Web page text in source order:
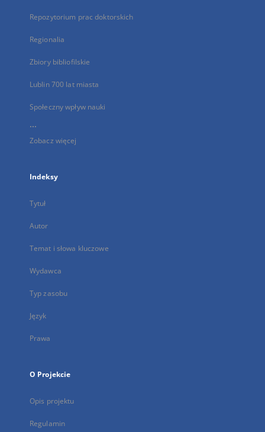
Repozytorium prac doktorskich
Regionalia
Zbiory bibliofilskie
Lublin 700 lat miasta
Społeczny wpływ nauki
...
Zobacz więcej
Indeksy
Tytuł
Autor
Temat i słowa kluczowe
Wydawca
Typ zasobu
Język
Prawa
O Projekcie
Opis projektu
Regulamin